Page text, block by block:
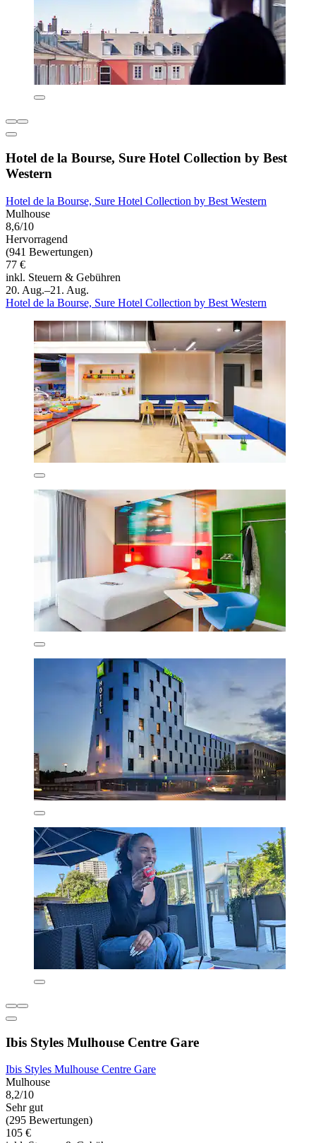
Hotel de la Bourse, Sure Hotel Collection by Best
Western
Hotel de la Bourse, Sure Hotel Collection by Best Western
Mulhouse
8,6/10
Hervorragend
(941 Bewertungen)
77 €
inkl. Steuern & Gebühren
20. Aug.–21. Aug.
Hotel de la Bourse, Sure Hotel Collection by Best Western
Ibis Styles Mulhouse Centre Gare
Ibis Styles Mulhouse Centre Gare
Mulhouse
8,2/10
Sehr gut
(295 Bewertungen)
105 €